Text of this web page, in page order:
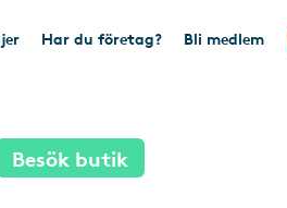
Har du företag? Bli medlem
Besök butik